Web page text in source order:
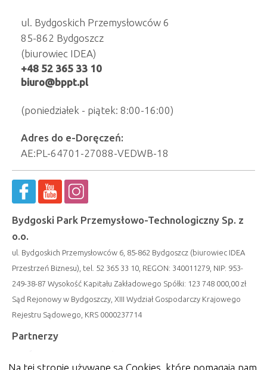
ul. Bydgoskich Przemysłowców 6
85-862 Bydgoszcz
(biurowiec IDEA)
+48 52 365 33 10
biuro@bppt.pl
(poniedziałek - piątek: 8:00-16:00)
Adres do e-Doręczeń:
AE:PL-64701-27088-VEDWB-18
Bydgoski Park Przemysłowo-Technologiczny Sp. z
o.o.
ul. Bydgoskich Przemysłowców 6, 85-862 Bydgoszcz (biurowiec IDEA
Przestrzeń Biznesu), tel. 52 365 33 10, REGON: 340011279, NIP: 953-
249-38-87 Wysokość Kapitału Zakładowego Spółki: 123 748 000,00 zł
Sąd Rejonowy w Bydgoszczy, XIII Wydział Gospodarczy Krajowego
Rejestru Sądowego, KRS 0000237714
Partnerzy
Na tej stronie używane są Cookies, które pomagają nam